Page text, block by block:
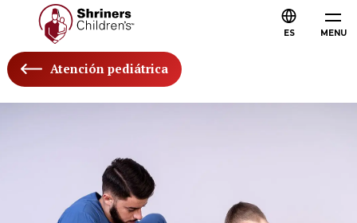
MENU
ES
Atención pediátrica